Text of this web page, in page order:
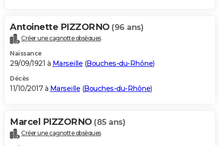
Antoinette PIZZORNO (96 ans)
Créer une cagnotte obsèques
Naissance
29/09/1921 à Marseille (Bouches-du-Rhône)
Décès
11/10/2017 à Marseille (Bouches-du-Rhône)
Marcel PIZZORNO (85 ans)
Créer une cagnotte obsèques